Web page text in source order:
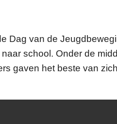
Dag van de
school. Onder de
gaven het beste van